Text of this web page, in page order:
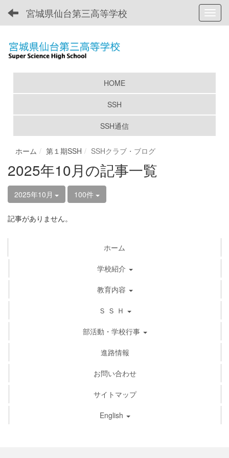
宮城県仙台第三高等学校
HOME
SSH
SSH通信
ホーム 第１期SSH SSHクラブ・ブログ
2025年10月の記事一覧
2025年10月 100件
記事がありません。
ホーム
学校紹介
教育内容
Ｓ Ｓ Ｈ
部活動・学校行事
進路情報
お問い合わせ
サイトマップ
English